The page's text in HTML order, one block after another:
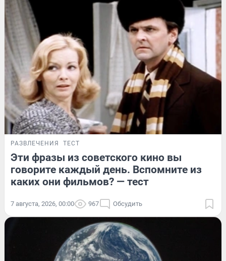
РАЗВЛЕЧЕНИЯ ТЕСТ
Эти фразы из советского кино вы
говорите каждый день. Вспомните из
каких они фильмов? — тест
7 августа, 2026, 00:00 967 Обсудить